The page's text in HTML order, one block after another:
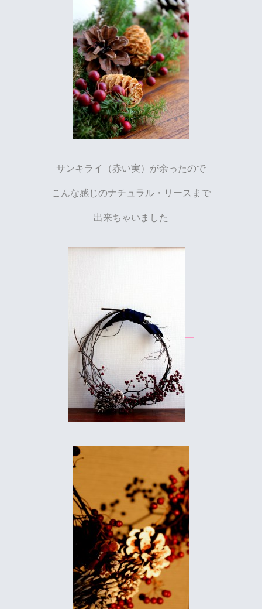
サンキライ（赤い実）が余ったので
こんな感じのナチュラル・リースまで
出来ちゃいました